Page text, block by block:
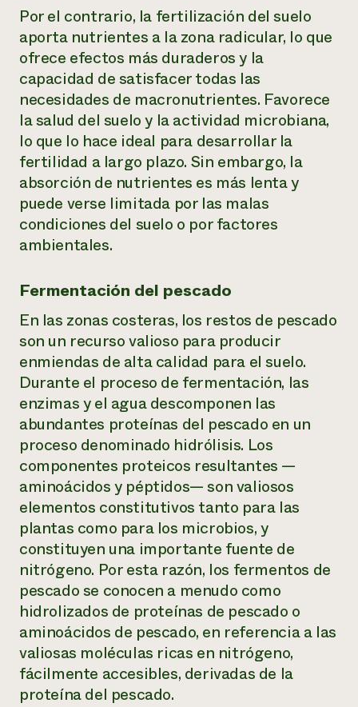
Por el contrario, la fertilización del suelo
aporta nutrientes a la zona radicular, lo que
ofrece efectos más duraderos y la
capacidad de satisfacer todas las
necesidades de macronutrientes. Favorece
la salud del suelo y la actividad microbiana,
lo que lo hace ideal para desarrollar la
fertilidad a largo plazo. Sin embargo, la
absorción de nutrientes es más lenta y
puede verse limitada por las malas
condiciones del suelo o por factores
ambientales.
Fermentación del pescado
En las zonas costeras, los restos de pescado
son un recurso valioso para producir
enmiendas de alta calidad para el suelo.
Durante el proceso de fermentación, las
enzimas y el agua descomponen las
abundantes proteínas del pescado en un
proceso denominado hidrólisis. Los
componentes proteicos resultantes —
aminoácidos y péptidos— son valiosos
elementos constitutivos tanto para las
plantas como para los microbios, y
constituyen una importante fuente de
nitrógeno. Por esta razón, los fermentos de
pescado se conocen a menudo como
hidrolizados de proteínas de pescado o
aminoácidos de pescado, en referencia a las
valiosas moléculas ricas en nitrógeno,
fácilmente accesibles, derivadas de la
proteína del pescado.